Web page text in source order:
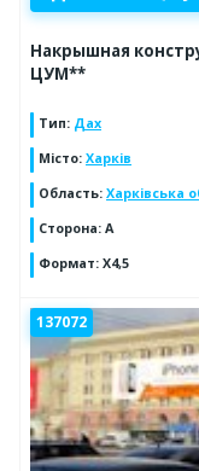
Накрышная
ЦУМ**
Тип: Дах
Місто: Харків
Область: Харківська
Сторона: А
Формат: Х4,5
137072